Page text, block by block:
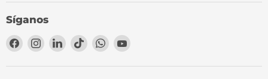
Síganos
Encuéntrenos
Facebook
Encuéntrenos
Instagram
Encuéntrenos
LinkedIn
Encuéntrenos
TikTok
Encuéntrenos
WhatsApp
Encuéntrenos
YouTube